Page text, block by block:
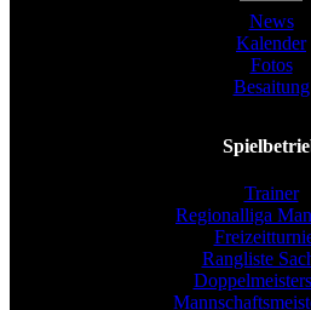
News
Kalender
Fotos
Besaitung
Trainer
Regionalliga
Rangliste